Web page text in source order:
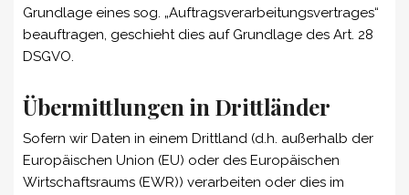
Grundlage eines sog. „Auftragsverarbeitungsvertrages“
beauftragen, geschieht dies auf Grundlage des Art. 28
DSGVO.
Übermittlungen in Drittländer
Sofern wir Daten in einem Drittland (d.h. außerhalb der
Europäischen Union (EU) oder des Europäischen
Wirtschaftsraums (EWR)) verarbeiten oder dies im